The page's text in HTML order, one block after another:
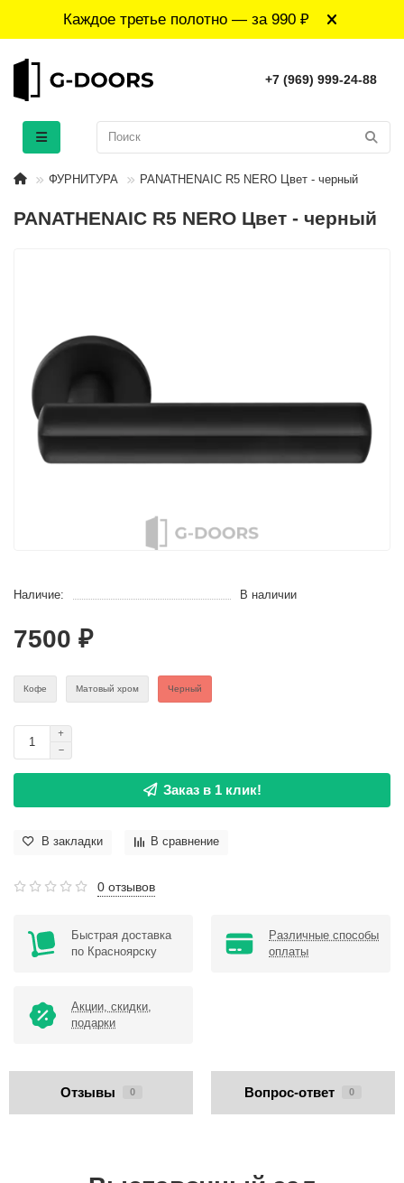
Каждое третье полотно — за 990 ₽
+7 (969) 999-24-88
ФУРНИТУРА PANATHENAIC R5 NERO Цвет - черный
PANATHENAIC R5 NERO Цвет - черный
Наличие: В наличии
7500 ₽
Кофе Матовый хром Черный
Заказ в 1 клик!
В закладки В сравнение
0 отзывов
Быстрая доставка
по Красноярску
Различные способы
оплаты
Акции, скидки,
подарки
Отзывы 0 Вопрос-ответ 0